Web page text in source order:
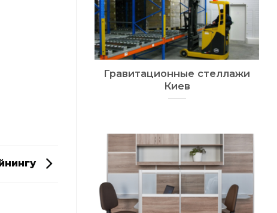
Гравитационные стеллажи
Киев